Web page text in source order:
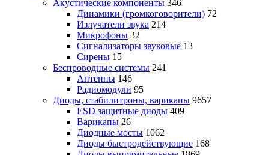
Акустические компоненты 346
Динамики (громкоговорители) 72
Излучатели звука 214
Микрофоны 32
Сигнализаторы звуковые 13
Сирены 15
Беспроводные системы 241
Антенны 146
Радиомодули 95
Диоды, стабилитроны, варикапы 9657
ESD защитные диоды 409
Варикапы 26
Диодные мосты 1062
Диоды быстродействующие 168